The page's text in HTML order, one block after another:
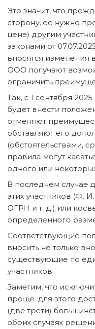
Это значит, что
сторону, ее нужно
цене) другим
законами от
вносятся изменения
ООО получают
ограничить
Так, с 1 сентября
будет внести
отменяют
обставляют его
(обстоятельствами,
правила могут
одного или
В последнем случае
этих участников (Ф.
ОГРН и т. д.) или
определенного
Соответствующие
вносить не только
существующие по
участников.
Заметим, что
проще: для этого
(две трети)
обоих случаях